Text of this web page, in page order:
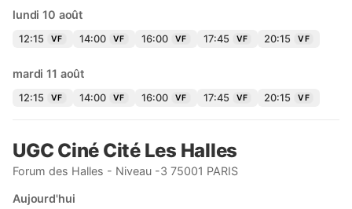
lundi 10 août
12:15 VF 14:00 VF 16:00 VF 17:45 VF 20:15 VF
mardi 11 août
12:15 VF 14:00 VF 16:00 VF 17:45 VF 20:15 VF
UGC Ciné Cité Les Halles
Forum des Halles - Niveau -3 75001 PARIS
Aujourd'hui